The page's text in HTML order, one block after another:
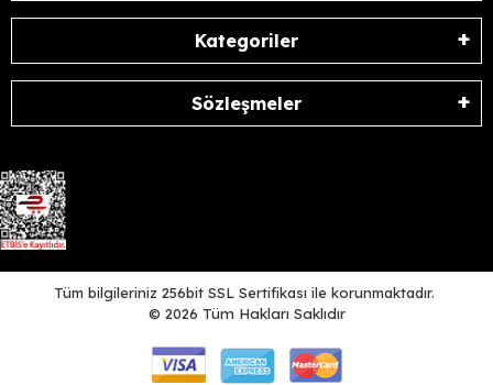
Kategoriler
Sözleşmeler
Tüm bilgileriniz 256bit SSL Sertifikası ile korunmaktadır.
© 2026 Tüm Hakları Saklıdır